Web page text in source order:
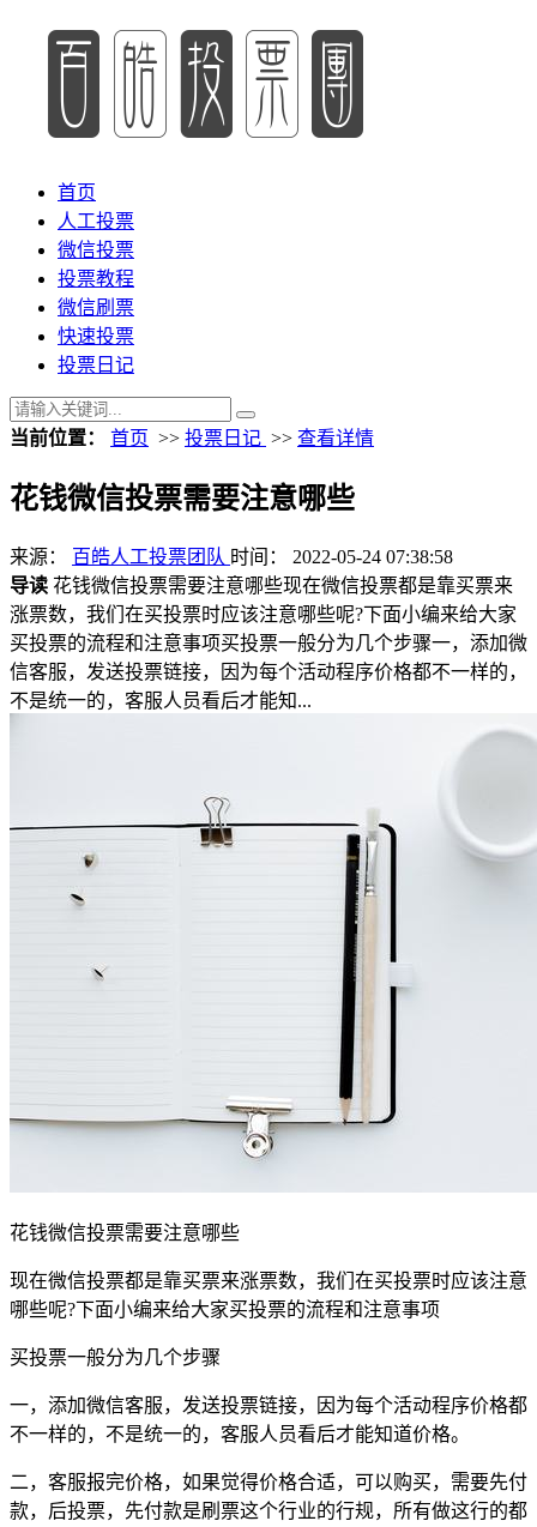
首页
人工投票
微信投票
投票教程
微信刷票
快速投票
投票日记
当前位置： 首页 >> 投票日记 >> 查看详情
花钱微信投票需要注意哪些
来源： 百皓人工投票团队 时间： 2022-05-24 07:38:58
导读 花钱微信投票需要注意哪些现在微信投票都是靠买票来
涨票数，我们在买投票时应该注意哪些呢?下面小编来给大家
买投票的流程和注意事项买投票一般分为几个步骤一，添加微
信客服，发送投票链接，因为每个活动程序价格都不一样的，
不是统一的，客服人员看后才能知...
花钱微信投票需要注意哪些
现在微信投票都是靠买票来涨票数，我们在买投票时应该注意
哪些呢?下面小编来给大家买投票的流程和注意事项
买投票一般分为几个步骤
一，添加微信客服，发送投票链接，因为每个活动程序价格都
不一样的，不是统一的，客服人员看后才能知道价格。
二，客服报完价格，如果觉得价格合适，可以购买，需要先付
款，后投票，先付款是刷票这个行业的行规，所有做这行的都